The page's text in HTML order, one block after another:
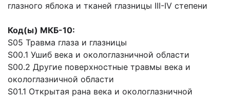
глазного яблока и тканей глазницы III-IV степени
Код(ы) МКБ-10:
S05 Травма глаза и глазницы
S00.1 Ушиб века и окологлазничной области
S00.2 Другие поверхностные травмы века и
окологлазничной области
S01.1 Открытая рана века и окологлазничной